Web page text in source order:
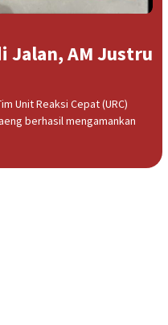
Jalan, AM Justru
Unit Reaksi Cepat (URC)
berhasil mengamankan